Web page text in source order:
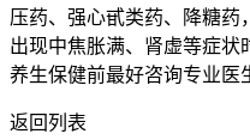
压药、强心甙类药、降糖药
出现中焦胀满、肾虚等症状
养生保健前最好咨询专业医
返回列表